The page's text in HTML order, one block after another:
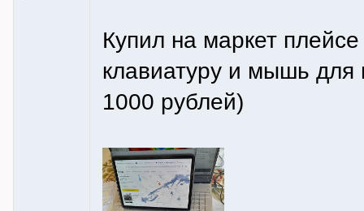
Купил на маркет
клавиатуру и мышь
1000 рублей)